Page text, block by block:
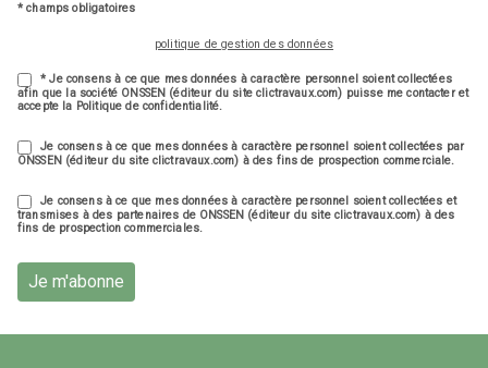
* champs obligatoires
politique de gestion des données
* Je consens à ce que mes données à caractère personnel soient collectées
afin que la société ONSSEN (éditeur du site clictravaux.com) puisse me contacter et
accepte la Politique de confidentialité.
Je consens à ce que mes données à caractère personnel soient collectées par
ONSSEN (éditeur du site clictravaux.com) à des fins de prospection commerciale.
Je consens à ce que mes données à caractère personnel soient collectées et
transmises à des partenaires de ONSSEN (éditeur du site clictravaux.com) à des
fins de prospection commerciales.
Je m'abonne